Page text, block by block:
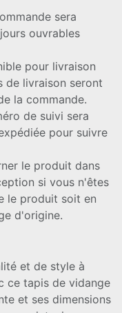
sera
ouvrables
pour livraison
de livraison seront
la commande.
de suivi sera
pour suivre
le produit dans
si vous n'êtes
le produit soit en
d'origine.
et de style à
ce tapis de vidange
et ses dimensions